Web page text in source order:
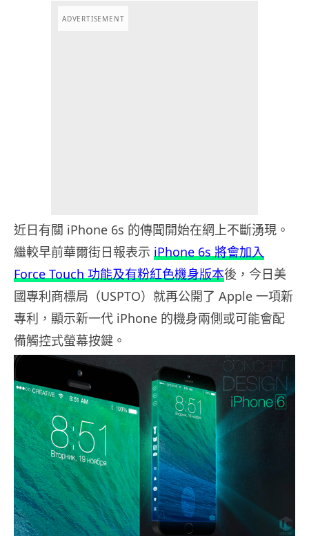
ADVERTISEMENT
近日有關 iPhone 6s 的傳聞開始在網上不斷湧現。
繼較早前華爾街日報表示 iPhone 6s 將會加入
Force Touch 功能及有粉紅色機身版本後，今日美
國專利商標局（USPTO）就再公開了 Apple 一項新
專利，顯示新一代 iPhone 的機身兩側或可能會配
備觸控式螢幕按鍵。